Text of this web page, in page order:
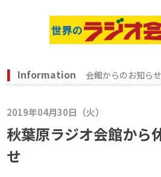
Information 会館からのお知らせ
2019年04月30日（火）
秋葉原ラジオ会館から
せ